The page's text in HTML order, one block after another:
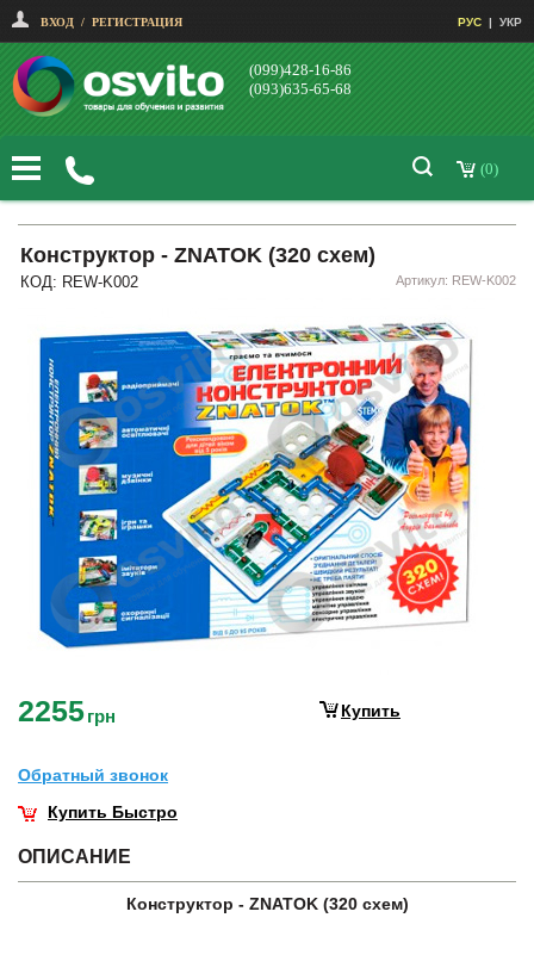
ВХОД / РЕГИСТРАЦИЯ РУС | УКР
(099)428-16-86
(093)635-65-68
(0)
Конструктор - ZNATOK (320 схем)
КОД: REW-K002 Артикул: REW-K002
2255грн Купить
Обратный звонок
Купить Быстро
ОПИСАНИЕ
Конструктор - ZNATOK (320 схем)